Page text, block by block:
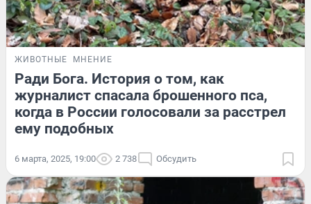
ЖИВОТНЫЕ МНЕНИЕ
Ради Бога. История о том, как
журналист спасала брошенного пса,
когда в России голосовали за расстрел
ему подобных
6 марта, 2025, 19:00 2 738 Обсудить